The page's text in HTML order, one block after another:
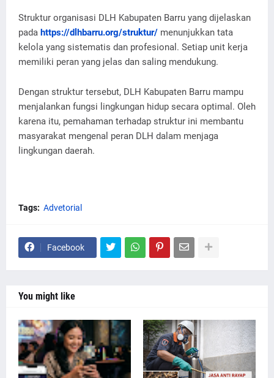
Struktur organisasi DLH Kabupaten Barru yang dijelaskan
pada https://dlhbarru.org/struktur/ menunjukkan tata
kelola yang sistematis dan profesional. Setiap unit kerja
memiliki peran yang jelas dan saling mendukung.
Dengan struktur tersebut, DLH Kabupaten Barru mampu
menjalankan fungsi lingkungan hidup secara optimal. Oleh
karena itu, pemahaman terhadap struktur ini membantu
masyarakat mengenal peran DLH dalam menjaga
lingkungan daerah.
Tags: Advetorial
Facebook
You might like